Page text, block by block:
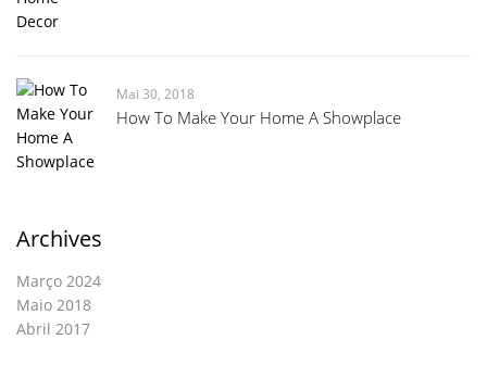
Mai 30, 2018
How To Make Your Home A Showplace
Archives
Março 2024
Maio 2018
Abril 2017